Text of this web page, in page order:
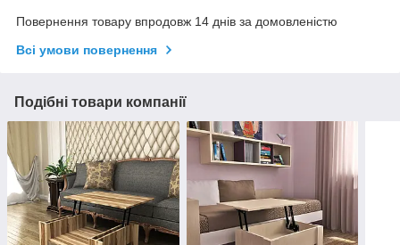
Повернення товару впродовж 14 днів за домовленістю
Всі умови повернення
Подібні товари компанії